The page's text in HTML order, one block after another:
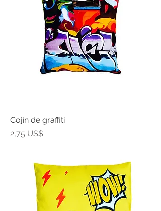
Cojín de graffiti
Precio
2,75 US$